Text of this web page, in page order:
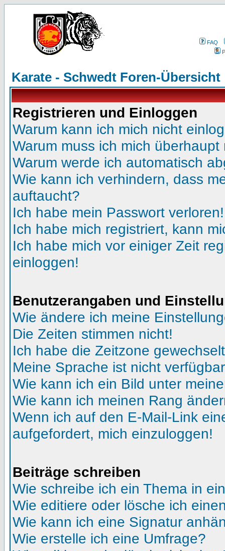
FAQ
Karate - Schwedt Foren-Übersicht
Registrieren und Einloggen
Warum kann ich mich nicht
Warum muss ich mich überhaupt
Warum werde ich automatisch
Wie kann ich verhindern, dass
auftaucht?
Ich habe mein Passwort verloren!
Ich habe mich registriert, kann
Ich habe mich vor einiger Zeit
einloggen!
Benutzerangaben und
Wie ändere ich meine
Die Zeiten stimmen nicht!
Ich habe die Zeitzone
Meine Sprache ist nicht
Wie kann ich ein Bild unter
Wie kann ich meinen Rang
Wenn ich auf den E-Mail-Link
aufgefordert, mich einzuloggen!
Beiträge schreiben
Wie schreibe ich ein Thema in
Wie editiere oder lösche ich
Wie kann ich eine Signatur
Wie erstelle ich eine Umfrage?